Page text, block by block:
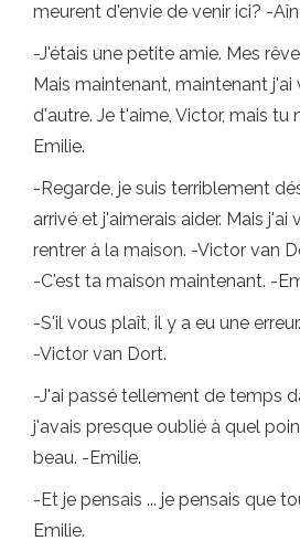
meurent d'envie de venir ici? -
-J'étais une petite amie. Mes
Mais maintenant, maintenant j'ai
d'autre. Je t'aime, Victor, mais tu
Emilie.
-Regarde, je suis terriblement
arrivé et j'aimerais aider. Mais
rentrer à la maison. -Victor van
-C'est ta maison maintenant. -
-S'il vous plaît, il y a eu une
-Victor van Dort.
-J'ai passé tellement de temps
j'avais presque oublié à quel
beau. -Emilie.
-Et je pensais ... je pensais que
Emilie.